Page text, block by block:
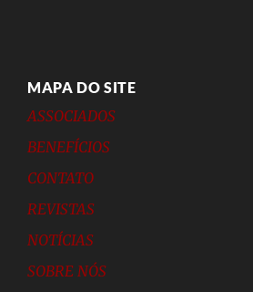
MAPA DO SITE
ASSOCIADOS
BENEFÍCIOS
CONTATO
REVISTAS
NOTÍCIAS
SOBRE NÓS